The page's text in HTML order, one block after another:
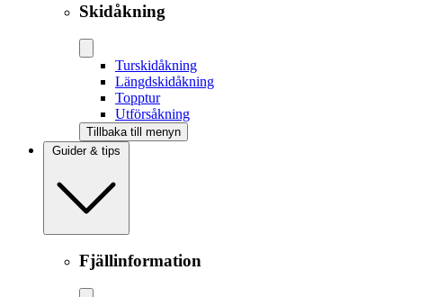
Skidåkning
Tur­skidåkning
Längd­skidåkning
Topptur
Utförsåkning
Tillbaka till menyn
Guider & tips
Fjällinformation